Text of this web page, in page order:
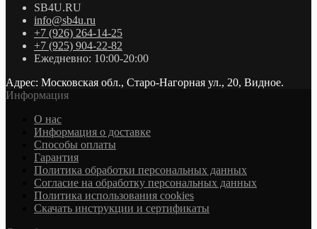
SB4U.RU
info@sb4u.ru
+7 (926) 264-14-25
+7 (925) 904-22-82
Ежедневно: 10:00-20:00
Адрес: Московская обл., Старо-Нагорная ул., 20, Видное.
Информация
О нас
Информация о доставке
Cпособы оплаты
Гарантия
Политика обработки персональных данных
Согласие на обработку персональных данных
Политика использования cookies
Скачать инструкции и сертификаты